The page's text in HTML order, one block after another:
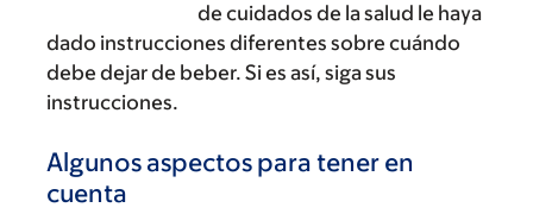
de cuidados de la salud le haya
dado instrucciones diferentes sobre cuándo
debe dejar de beber. Si es así, siga sus
instrucciones.
Algunos aspectos para tener en
cuenta